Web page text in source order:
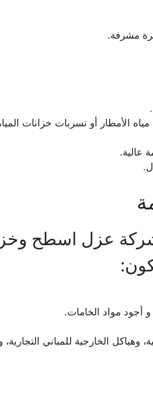
مشرفة.
أو تسربات خزانات المياه
عالية.
شركة عزل اسطح
أجود مواد الخامات.
وهياكل الخارجية للمباني